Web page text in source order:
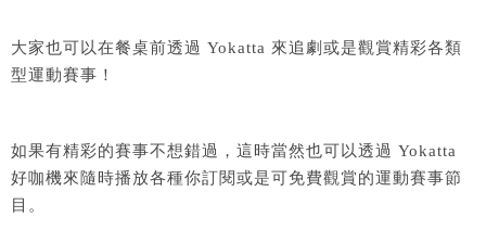
大家也可以在餐桌前透過 Yokatta 來追劇或是觀賞精彩各類
型運動賽事！
如果有精彩的賽事不想錯過，這時當然也可以透過 Yokatta
好咖機來隨時播放各種你訂閱或是可免費觀賞的運動賽事節
目。